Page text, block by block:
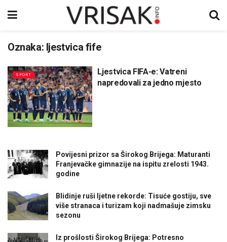
Oznaka: ljestvica fife
SPORT
Ljestvica FIFA-e: Vatreni
napredovali za jedno mjesto
Povijesni prizor sa Širokog Brijega: Maturanti
Franjevačke gimnazije na ispitu zrelosti 1943.
godine
Blidinje ruši ljetne rekorde: Tisuće gostiju, sve
više stranaca i turizam koji nadmašuje zimsku
sezonu
Iz prošlosti Širokog Brijega: Potresno